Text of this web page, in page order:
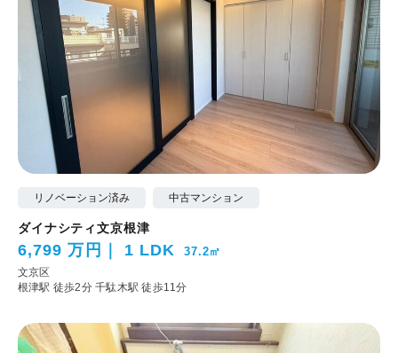
リノベーション済み 中古マンション
ダイナシティ文京根津
6,799 万円 1 LDK 37.2㎡
文京区
根津駅 徒歩2分千駄木駅 徒歩11分